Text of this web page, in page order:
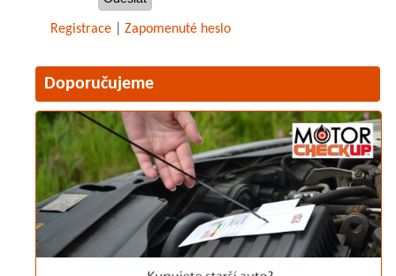
Registrace Zapomenuté heslo
Doporučujeme